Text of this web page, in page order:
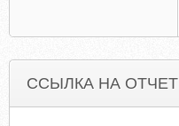
ССЫЛКА НА ОТЧЕТ